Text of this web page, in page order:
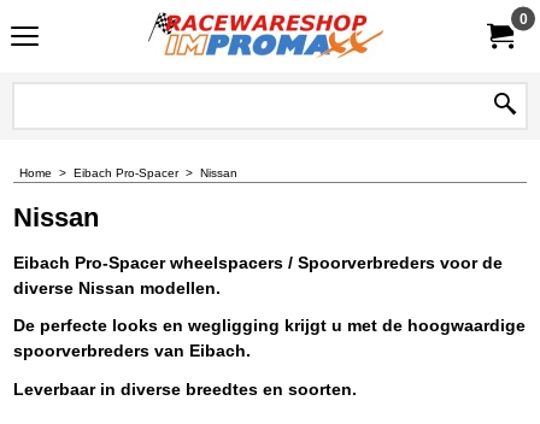
0
Home > Eibach Pro-Spacer> Nissan
Nissan
Eibach Pro-Spacer wheelspacers / Spoorverbreders voor de
diverse Nissan modellen.
De perfecte looks en wegligging krijgt u met de hoogwaardige
spoorverbreders van Eibach.
Leverbaar in diverse breedtes en soorten.